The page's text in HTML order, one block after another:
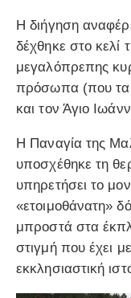
Η διήγηση
δέχθηκε στο κελί
μεγαλόπρεπης
πρόσωπα (που
και τον Άγιο
Η Παναγία της
υποσχέθηκε τη
υπηρετήσει το
«ετοιμοθάνατη»
μπροστά στα
στιγμή που έχει
εκκλησιαστική